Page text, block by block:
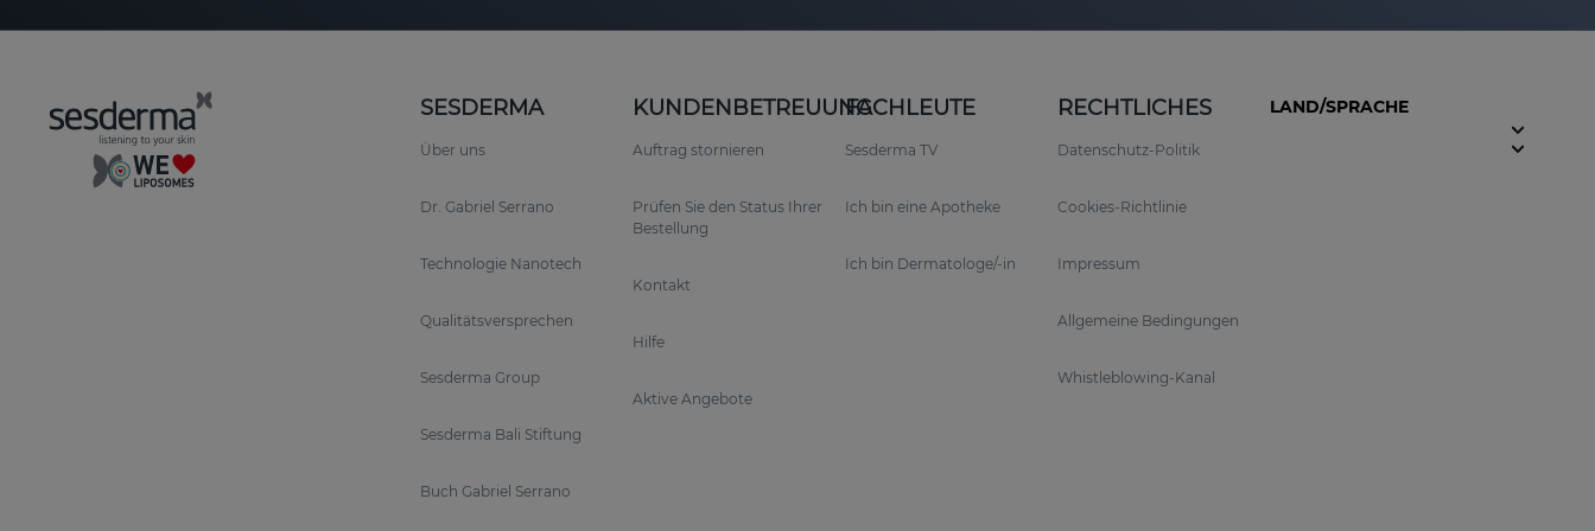
SESDERMA
Über uns
Dr. Gabriel Serrano
Technologie Nanotech
Qualitätsversprechen
Sesderma Group
Sesderma Bali Stiftung
Buch Gabriel Serrano
KUNDENBETREUUNG
Auftrag stornieren
Prüfen Sie den Status Ihrer
Bestellung
Kontakt
Hilfe
Aktive Angebote
FACHLEUTE
Sesderma TV
Ich bin eine Apotheke
Ich bin Dermatologe/-in
RECHTLICHES
Datenschutz-Politik
Cookies-Richtlinie
Impressum
Allgemeine Bedingungen
Whistleblowing-Kanal
LAND/SPRACHE